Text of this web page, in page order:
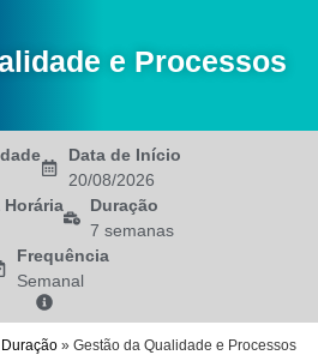
e Processos
Data de Início
20/08/2026
Horária
Duração
7 semanas
Frequência
Semanal
» Gestão da Qualidade e Processos